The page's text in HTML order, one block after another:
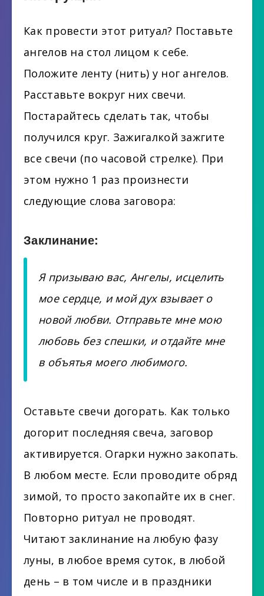
Как провести этот ритуал? Поставьте
ангелов на стол лицом к себе.
Положите ленту (нить) у ног ангелов.
Расставьте вокруг них свечи.
Постарайтесь сделать так, чтобы
получился круг. Зажигалкой зажгите
все свечи (по часовой стрелке). При
этом нужно 1 раз произнести
следующие слова заговора:
Заклинание:
Я призываю вас, Ангелы, исцелить
мое сердце, и мой дух взывает о
новой любви. Отправьте мне мою
любовь без спешки, и отдайте мне
в объятья моего любимого.
Оставьте свечи догорать. Как только
догорит последняя свеча, заговор
активируется. Огарки нужно закопать.
В любом месте. Если проводите обряд
зимой, то просто закопайте их в снег.
Повторно ритуал не проводят.
Читают заклинание на любую фазу
луны, в любое время суток, в любой
день – в том числе и в праздники